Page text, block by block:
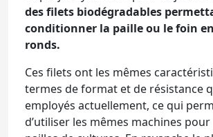
des filets biodégradables
conditionner la paille ou le foin
ronds.
Ces filets ont les mêmes
termes de format et de résistance
employés actuellement, ce qui
d’utiliser les mêmes machines